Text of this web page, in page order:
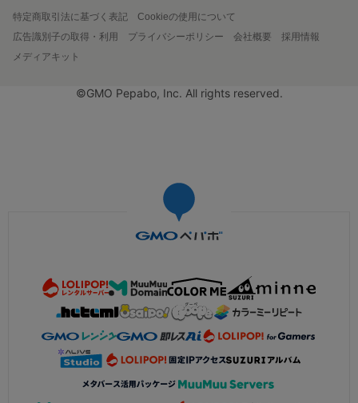
特定商取引法に基づく表記
Cookieの使用について
広告識別子の取得・利用
プライバシーポリシー 会社概要
採用情報
メディアキット
©GMO Pepabo, Inc. All rights reserved.